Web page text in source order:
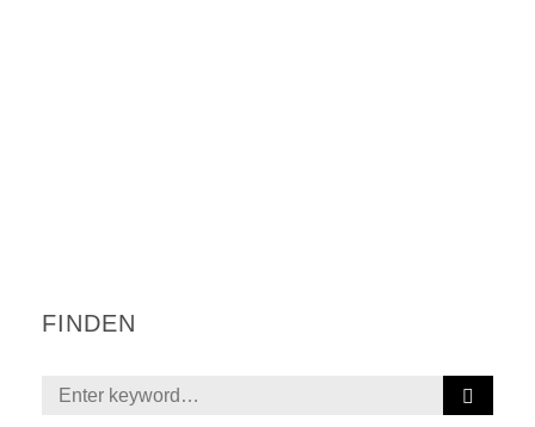
FINDEN
Search
E